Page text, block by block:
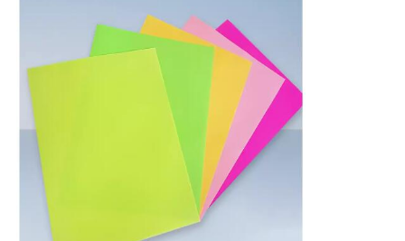
SITEMAP
PRIVACY
POLICY